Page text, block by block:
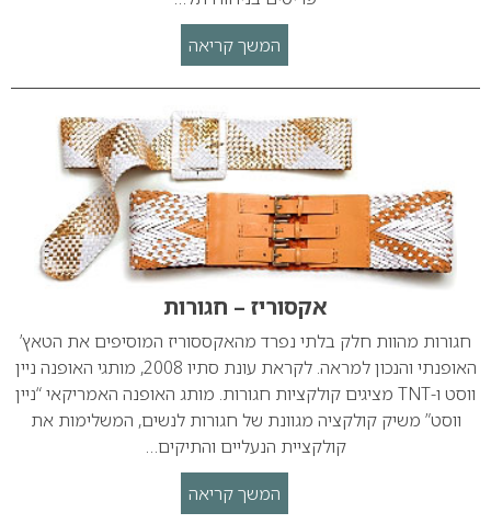
המשך קריאה
אקסוריז – חגורות
חגורות מהוות חלק בלתי נפרד מהאקססוריז המוסיפים את הטאץ’
האופנתי והנכון למראה. לקראת עונת סתיו 2008, מותגי האופנה ניין
ווסט ו-TNT מציגים קולקציות חגורות. מותג האופנה האמריקאי “ניין
ווסט” משיק קולקציה מגוונת של חגורות לנשים, המשלימות את
קולקציית הנעליים והתיקים…
המשך קריאה